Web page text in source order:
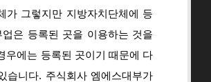
가 그렇지만 지방자치단체에 등
은 등록된 곳을 이용하는 것을
우에는 등록된 곳이기 때문에 다
습니다. 주식회사 엠에스대부가